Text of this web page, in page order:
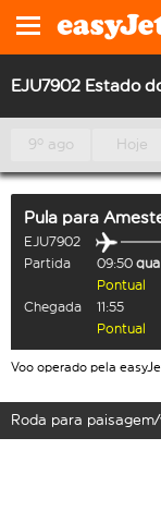
EJU7902 Estado
9º ago Hoje
Pula para
EJU7902
Partida
09:50
Pontual
Chegada
11:55
Pontual
Voo operado pela
Roda para